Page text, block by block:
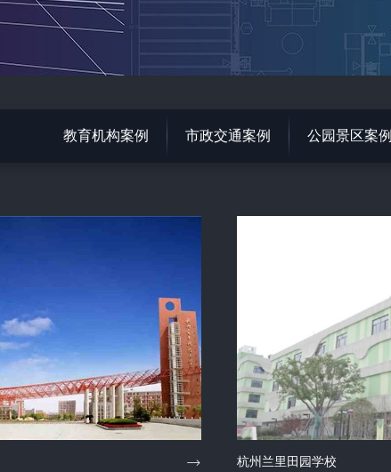
教育机构案例 市政交通案例 公园景区案例
杭州兰里田园学校